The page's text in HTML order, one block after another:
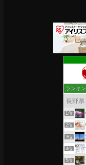
ランキ
1位
2位
3位
4位
5位